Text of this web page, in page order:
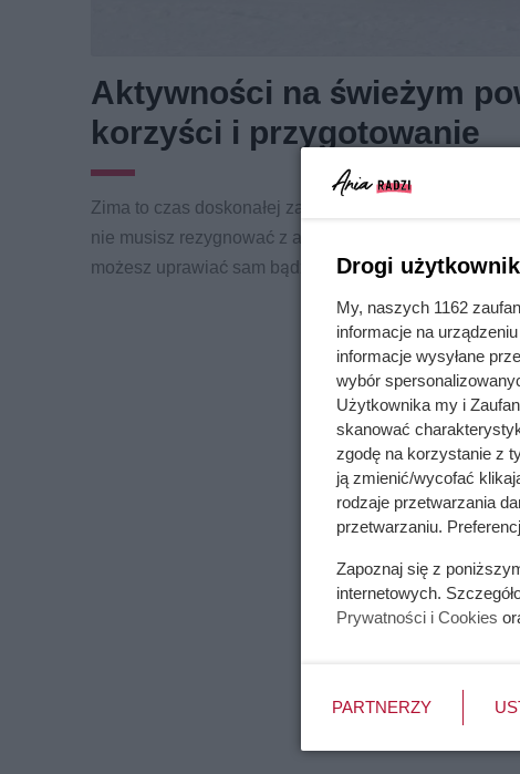
Aktywności na świeżym
korzyści i przygotowanie
Zima to czas doskonałej zabawy na świeżym
nie musisz rezygnować z aktywności fizycznej.
możesz uprawiać sam bądź z całą rodziną.
Drogi
My, naszych 1162
informacje na
informacje wysyłane
wybór
Użytkownika my i
skanować
zgodę na korzystanie z
ją zmienić/wycofać
rodzaje przetwarzania
przetwarzaniu.
Zapoznaj się z
internetowych.
Prywatności i Cookies
PARTNERZY